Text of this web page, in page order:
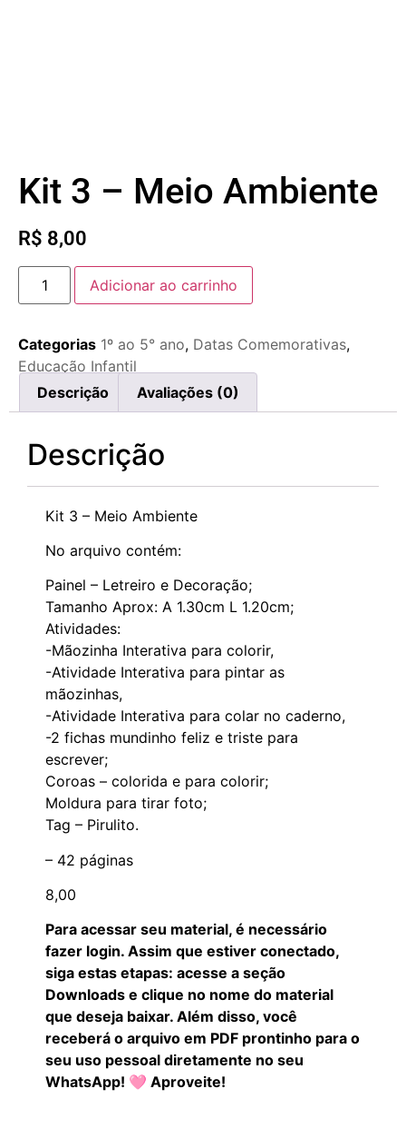
Kit 3 – Meio Ambiente
R$ 8,00
Adicionar ao carrinho
Categorias 1º ao 5° ano, Datas Comemorativas,
Educação Infantil
Descrição
Avaliações (0)
Descrição
Kit 3 – Meio Ambiente
No arquivo contém:
Painel – Letreiro e Decoração;
Tamanho Aprox: A 1.30cm L 1.20cm;
Atividades:
-Mãozinha Interativa para colorir,
-Atividade Interativa para pintar as
mãozinhas,
-Atividade Interativa para colar no caderno,
-2 fichas mundinho feliz e triste para
escrever;
Coroas – colorida e para colorir;
Moldura para tirar foto;
Tag – Pirulito.
– 42 páginas
8,00
Para acessar seu material, é necessário
fazer login. Assim que estiver conectado,
siga estas etapas: acesse a seção
Downloads e clique no nome do material
que deseja baixar. Além disso, você
receberá o arquivo em PDF prontinho para o
seu uso pessoal diretamente no seu
WhatsApp! 🩷 Aproveite!